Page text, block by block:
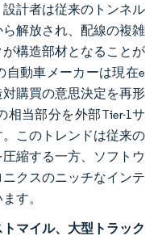
計者は従来のトンネル
解放され、配線の複雑
構造部材となることが
自動車メーカーは現在e
購買の意思決定を再形
相当部分を外部Tier-1サ
このトレンドは従来の
縮する一方、ソフトウ
クスのニッチなインテ
す。
マイル、大型トラック